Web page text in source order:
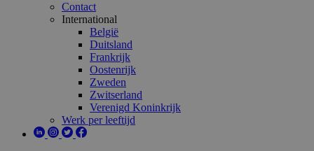
Contact
International
België
Duitsland
Frankrijk
Oostenrijk
Zweden
Zwitserland
Verenigd Koninkrijk
Werk per leeftijd